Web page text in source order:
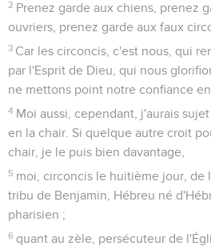
2 Prenez garde aux chiens, prenez
ouvriers, prenez garde aux faux
3 Car les circoncis, c'est nous, qui
par l'Esprit de Dieu, qui nous
ne mettons point notre confiance en
4 Moi aussi, cependant, j'aurais
en la chair. Si quelque autre croit
chair, je le puis bien davantage,
5 moi, circoncis le huitième jour, de
tribu de Benjamin, Hébreu né
pharisien ;
6 quant au zèle, persécuteur de